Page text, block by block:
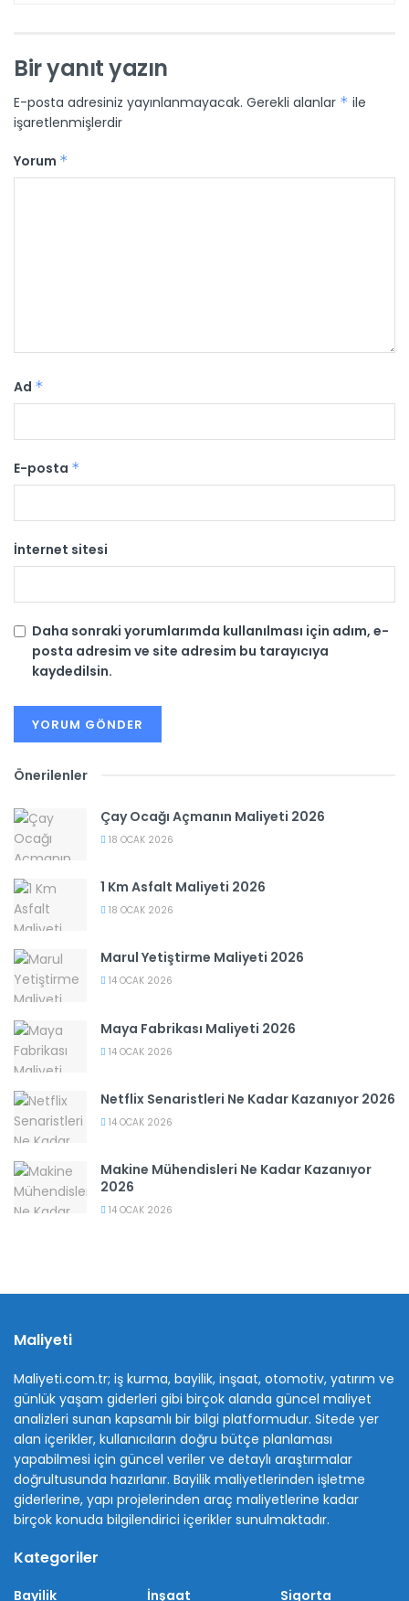
Bir yanıt yazın
E-posta adresiniz yayınlanmayacak. Gerekli alanlar * ile
işaretlenmişlerdir
Yorum *
Ad *
E-posta *
İnternet sitesi
Daha sonraki yorumlarımda kullanılması için adım, e-
posta adresim ve site adresim bu tarayıcıya
kaydedilsin.
Önerilenler
Çay Ocağı Açmanın Maliyeti 2026
18 OCAK 2026
1 Km Asfalt Maliyeti 2026
18 OCAK 2026
Marul Yetiştirme Maliyeti 2026
14 OCAK 2026
Maya Fabrikası Maliyeti 2026
14 OCAK 2026
Netflix Senaristleri Ne Kadar Kazanıyor 2026
14 OCAK 2026
Makine Mühendisleri Ne Kadar Kazanıyor
2026
14 OCAK 2026
Maliyeti
Maliyeti.com.tr; iş kurma, bayilik, inşaat, otomotiv, yatırım ve
günlük yaşam giderleri gibi birçok alanda güncel maliyet
analizleri sunan kapsamlı bir bilgi platformudur. Sitede yer
alan içerikler, kullanıcıların doğru bütçe planlaması
yapabilmesi için güncel veriler ve detaylı araştırmalar
doğrultusunda hazırlanır. Bayilik maliyetlerinden işletme
giderlerine, yapı projelerinden araç maliyetlerine kadar
birçok konuda bilgilendirici içerikler sunulmaktadır.
Kategoriler
Bayilik İnşaat Sigorta